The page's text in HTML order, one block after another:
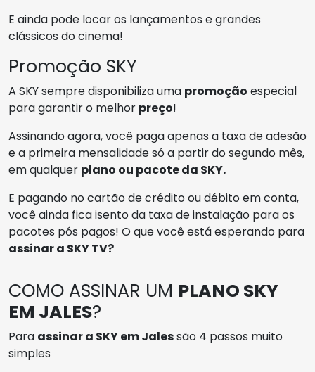
E ainda pode locar os lançamentos e grandes
clássicos do cinema!
Promoção SKY
A SKY sempre disponibiliza uma promoção especial
para garantir o melhor preço!
Assinando agora, você paga apenas a taxa de adesão
e a primeira mensalidade só a partir do segundo mês,
em qualquer plano ou pacote da SKY.
E pagando no cartão de crédito ou débito em conta,
você ainda fica isento da taxa de instalação para os
pacotes pós pagos! O que você está esperando para
assinar a SKY TV?
COMO ASSINAR UM PLANO SKY
EM JALES?
Para assinar a SKY em Jalessão 4 passos muito
simples